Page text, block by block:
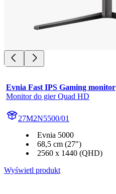
Evnia Fast IPS Gaming monitor
Monitor do gier Quad HD
27M2N5500/01
Evnia 5000
68,5 cm (27″)
2560 x 1440 (QHD)
Wyświetl produkt